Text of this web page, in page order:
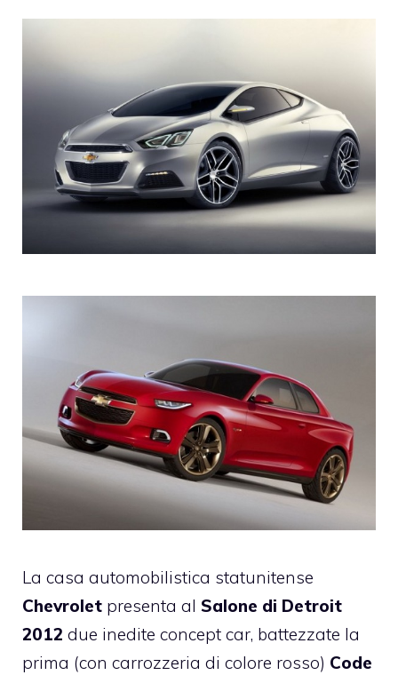
La casa automobilistica statunitense
Chevrolet presenta al Salone di Detroit
2012 due inedite concept car, battezzate la
prima (con carrozzeria di colore rosso) Code